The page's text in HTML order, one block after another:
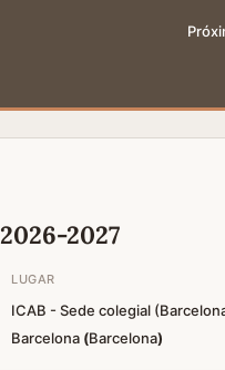
2027
LUGAR
ICAB - Sede colegial
Barcelona (Barcelona)